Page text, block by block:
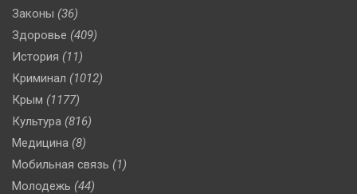
Законы (36)
Здоровье (409)
История (11)
Криминал (1012)
Крым (1177)
Культура (816)
Медицина (8)
Мобильная связь (1)
Молодежь (44)